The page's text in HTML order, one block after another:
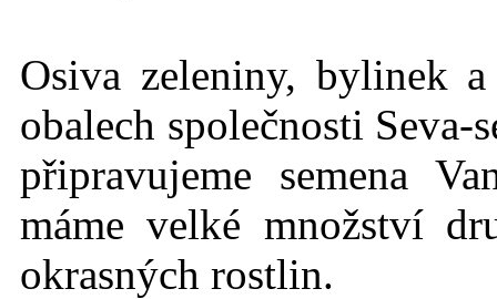
Osiva zeleniny, bylinek
obalech společnosti Seva-
připravujeme semena
máme velké množství
okrasných rostlin.